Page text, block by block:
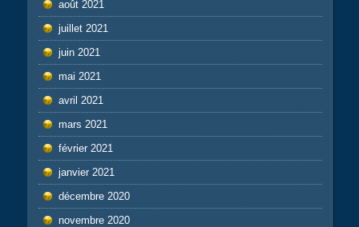
août 2021
juillet 2021
juin 2021
mai 2021
avril 2021
mars 2021
février 2021
janvier 2021
décembre 2020
novembre 2020